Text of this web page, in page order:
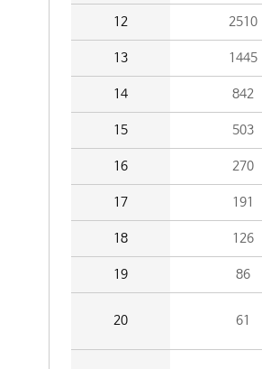
12 2510
13 1445
14 842
15 503
16 270
17 191
18 126
19 86
20 61